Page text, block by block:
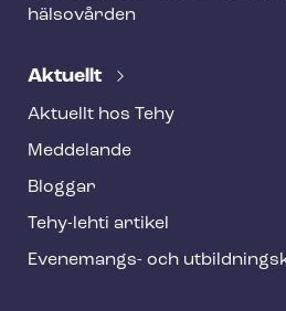
hälsovården
Aktuellt
Aktuellt hos Tehy
Meddelande
Bloggar
Tehy-lehti artikel
Evenemangs- och